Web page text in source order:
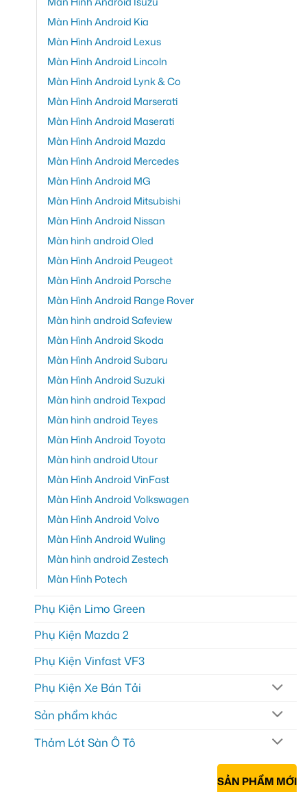
Màn Hình Android Kia
Màn Hình Android Lexus
Màn Hình Android Lincoln
Màn Hình Android Lynk & Co
Màn Hình Android Marserati
Màn Hình Android Maserati
Màn Hình Android Mazda
Màn Hình Android Mercedes
Màn Hình Android MG
Màn Hình Android Mitsubishi
Màn Hình Android Nissan
Màn hình android Oled
Màn Hình Android Peugeot
Màn Hình Android Porsche
Màn Hình Android Range Rover
Màn hình android Safeview
Màn Hình Android Skoda
Màn Hình Android Subaru
Màn Hình Android Suzuki
Màn hình android Texpad
Màn hình android Teyes
Màn Hình Android Toyota
Màn hình android Utour
Màn Hình Android VinFast
Màn Hình Android Volkswagen
Màn Hình Android Volvo
Màn Hình Android Wuling
Màn hình android Zestech
Màn Hình Potech
Phụ Kiện Limo Green
Phụ Kiện Mazda 2
Phụ Kiện Vinfast VF3
Phụ Kiện Xe Bán Tải
Sản phẩm khác
Thảm Lót Sàn Ô Tô
SẢN PHẨM MỚI